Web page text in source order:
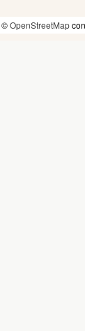
©OpenStreetMap